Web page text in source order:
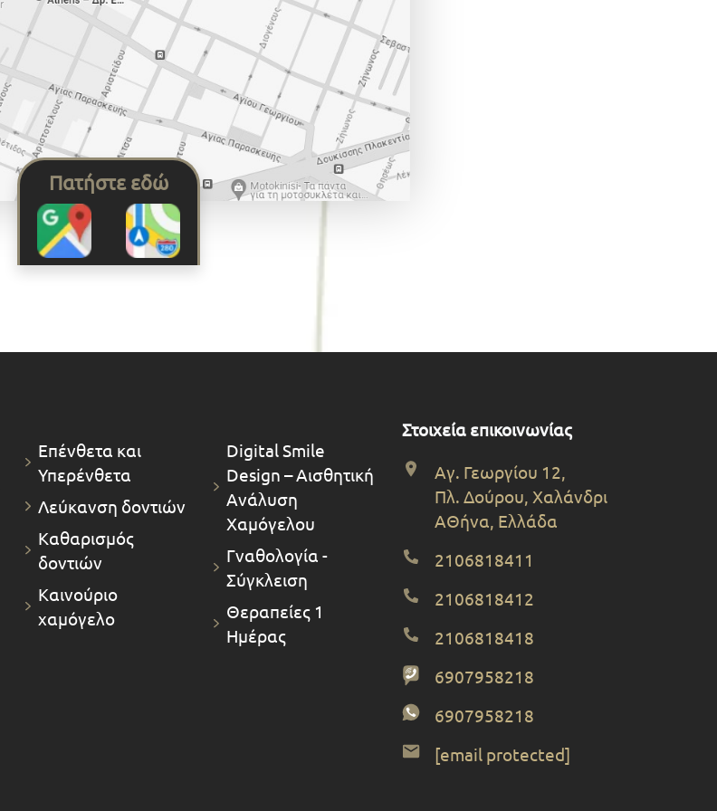
Πατήστε εδώ
Επένθετα και
Υπερένθετα
Λεύκανση δοντιών
Καθαρισμός
δοντιών
Καινούριο
χαμόγελο
Digital Smile
Design – Αισθητική
Ανάλυση
Χαμόγελου
Γναθολογία -
Σύγκλειση
Θεραπείες 1
Ημέρας
Στοιχεία επικοινωνίας
Αγ. Γεωργίου 12,
Πλ. Δούρου, Χαλάνδρι
ΑΘήνα, Ελλάδα
2106818411
2106818412
2106818418
6907958218
6907958218
[email protected]